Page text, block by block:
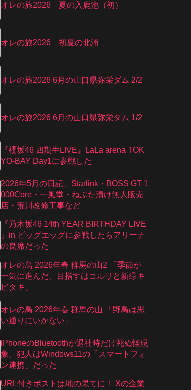
オレの旅2026 夏の入鹿池（初）
オレの旅2026 初夏の北浦
オレの旅2026 6月の山口県弥栄ダム 2/2
オレの旅2026 6月の山口県弥栄ダム 1/2
『櫻坂46 四期生LIVE』LaLa arena TOK
YO-BAY Day1に参戦した
2026年5月の日記、Starlink・BOSS GT-1
000Core・一風堂・ねぶた漬け無人販売
店・荒川改修工事など
『乃⽊坂46 14th YEAR BIRTHDAY LIVE
』in ビッグエッグに参戦したらアリーナ
の良席だった
オレの鳥 2026年春 群馬の山2 「季節が
一気に進んだ。目指すはコルリと新緑キ
ビタキ」
オレの鳥 2026年春 群馬の山 「野鳥は思
い通りにいかない」
iPhoneのBluetoothが退社時だけ死ぬ怪現
象。犯人はWindows11の「スマートフォ
ン連携」だった
URL付きポストは地の果てに！ Xの企業